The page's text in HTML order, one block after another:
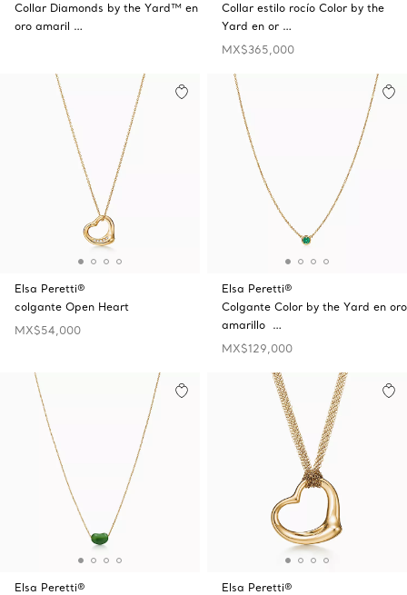
Collar Diamonds by the Yard™ en
oro amaril …
Collar estilo rocío Color by the
Yard en or …
MX$365,000
Elsa Peretti®
colgante Open Heart
MX$54,000
Elsa Peretti®
Colgante Color by the Yard en oro
amarillo …
MX$129,000
Elsa Peretti®
Elsa Peretti®